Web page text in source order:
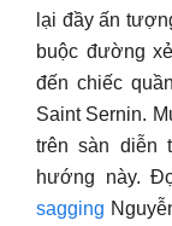
lại đầy ấn
buộc đường
đến chiếc
Saint Sernin.
trên sàn diễn
hướng này.
sagging